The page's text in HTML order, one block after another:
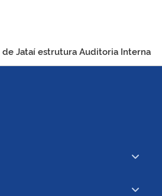
Jataí estrutura Auditoria Interna